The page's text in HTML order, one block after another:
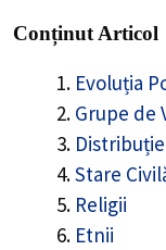
Conținut Articol
Evoluția
Grupe de
Stare
Religii
Etnii